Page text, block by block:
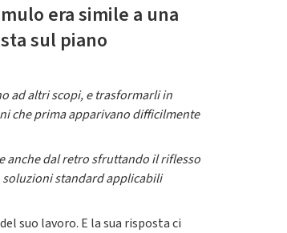
era simile a una
sul piano
ad altri scopi, e trasformarli in
che prima apparivano difficilmente
anche dal retro sfruttando il riflesso
soluzioni standard applicabili
suo lavoro. E la sua risposta ci